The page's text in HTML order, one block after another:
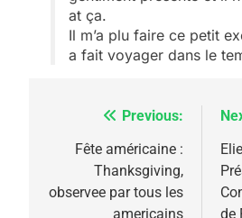
at ça.
Il m’a plu faire ce petit
a fait voyager dans le
Navigation
l’article
Previous:
Fête américaine :
Thanksgiving,
observee par tous les
americains
de
rapport
FRANCE ISRAÉL
FIÈRE,
MA
Zrihen-
ISRAÉL JUDAISME